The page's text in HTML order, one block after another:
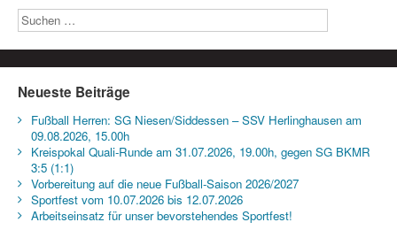
Neueste Beiträge
Fußball Herren: SG Niesen/Siddessen – SSV Herlinghausen am
09.08.2026, 15.00h
Kreispokal Quali-Runde am 31.07.2026, 19.00h, gegen SG BKMR
3:5 (1:1)
Vorbereitung auf die neue Fußball-Saison 2026/2027
Sportfest vom 10.07.2026 bis 12.07.2026
Arbeitseinsatz für unser bevorstehendes Sportfest!